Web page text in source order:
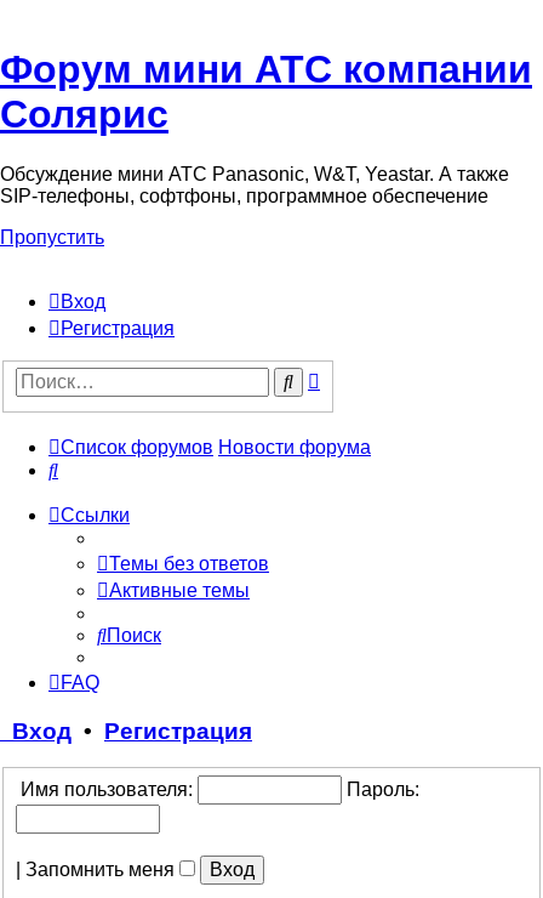
Форум мини АТС компании
Солярис
Обсуждение мини АТС Panasonic, W&T, Yeastar. А также
SIP-телефоны, софтфоны, программное обеспечение
Пропустить
Вход
Регистрация
Поиск
Список форумов Новости форума
Поиск
Ссылки
Темы без ответов
Активные темы
Поиск
FAQ
Вход • Регистрация
Имя пользователя: Пароль:
Запомнить меня